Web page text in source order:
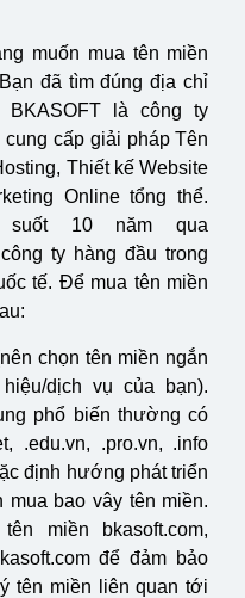
muốn mua tên miền
đã tìm đúng địa chỉ
BKASOFT là công ty
cung cấp giải pháp Tên
Thiết kế Website
Online tổng thể.
suốt 10 năm qua
ty hàng đầu trong
tế. Để mua tên miền
chọn tên miền ngắn
dịch vụ của bạn).
phổ biến thường có
.edu.vn, .pro.vn, .info
định hướng phát triển
bao vây tên miền.
miền bkasoft.com,
để đảm bảo
tên miền liên quan tới